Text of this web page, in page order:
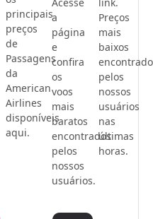
principais
preços
de
Passagens
da
American
Airlines
disponíveis
aqui.
a
página
e
confira
os
voos
mais
baratos
encontrados
pelos
nossos
usuários.
Preços
mais
baixos
pelos
nossos
usuários
nas
últimas
horas.